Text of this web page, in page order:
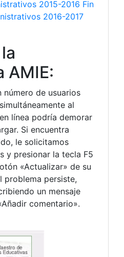
2015-2016 Fin
2016-2017
AMIE:
de usuarios
al
línea podría demorar
Si encuentra
le solicitamos
y presionar la tecla F5
«Actualizar» de su
problema persiste,
un mensaje
comentario».